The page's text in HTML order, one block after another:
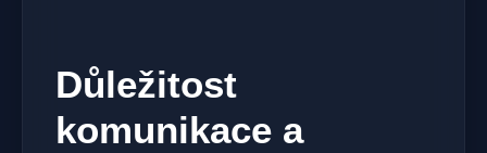
Důležitost
komunikace ‍a